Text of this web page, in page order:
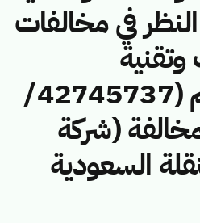
في مخالفات
وتقنية
المعلومات رقم (42745737/
لمخالفة (شركة
السعودية